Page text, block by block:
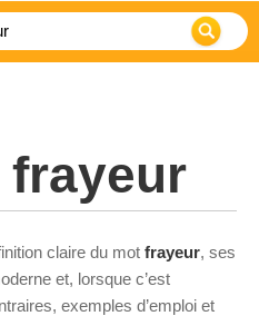
frayeur
claire du mot frayeur, ses
et, lorsque c’est
exemples d’emploi et